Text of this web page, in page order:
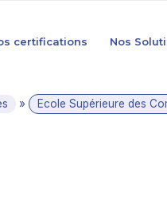
certifications Nos
» Ecole Supérieure des